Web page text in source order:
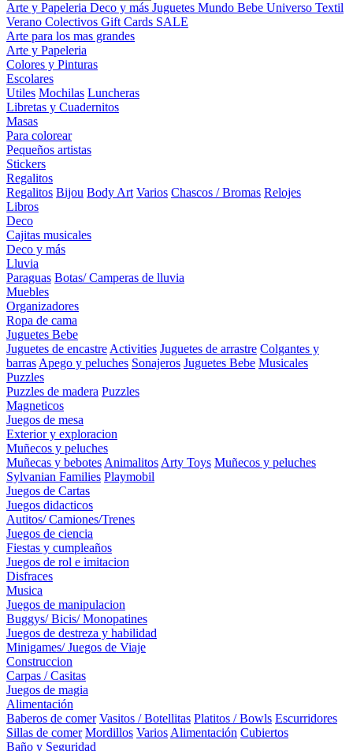
Arte y Papeleria Deco y más Juguetes Mundo Bebe Universo Textil
Verano Colectivos Gift Cards SALE
Arte para los mas grandes
Arte y Papeleria
Colores y Pinturas
Escolares
Utiles Mochilas Luncheras
Libretas y Cuadernitos
Masas
Para colorear
Pequeños artistas
Stickers
Regalitos
Regalitos Bijou Body Art Varios Chascos / Bromas Relojes
Libros
Deco
Cajitas musicales
Deco y más
Lluvia
Paraguas Botas/ Camperas de lluvia
Muebles
Organizadores
Ropa de cama
Juguetes Bebe
Juguetes de encastre Activities Juguetes de arrastre Colgantes y
barras Apego y peluches Sonajeros Juguetes Bebe Musicales
Puzzles
Puzzles de madera Puzzles
Magneticos
Juegos de mesa
Exterior y exploracion
Muñecos y peluches
Muñecas y bebotes Animalitos Arty Toys Muñecos y peluches
Sylvanian Families Playmobil
Juegos de Cartas
Juegos didacticos
Autitos/ Camiones/Trenes
Juegos de ciencia
Fiestas y cumpleaños
Juegos de rol e imitacion
Disfraces
Musica
Juegos de manipulacion
Buggys/ Bicis/ Monopatines
Juegos de destreza y habilidad
Minigames/ Juegos de Viaje
Construccion
Carpas / Casitas
Juegos de magia
Alimentación
Baberos de comer Vasitos / Botellitas Platitos / Bowls Escurridores
Sillas de comer Mordillos Varios Alimentación Cubiertos
Baño y Seguridad